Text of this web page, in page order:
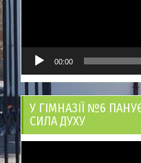
00:00
У ГІМНАЗІЇ №6
СИЛА ДУХУ